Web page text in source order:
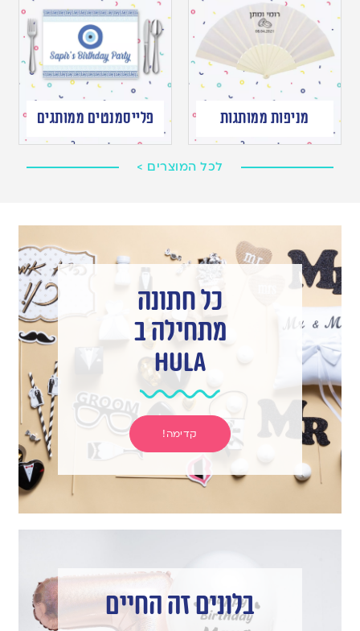
מניפות ממותגות פלייסמנטים ממותגים
לכל המוצרים >
כל חתונה
מתחילה ב
hula
קדימה!
בלונים זה החיים